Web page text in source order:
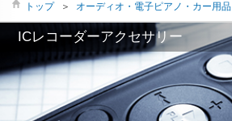
トップ ＞ オーディオ・電子ピアノ・カー用品
ICレコーダーアクセサリー